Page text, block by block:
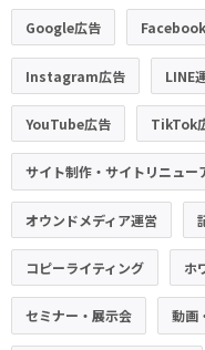
Google広告
Instagram広告 LINE
YouTube広告 TikTok
サイト制作・サイトリニュー
オウンドメディア運営
コピーライティング ホ
セミナー・展示会 動画